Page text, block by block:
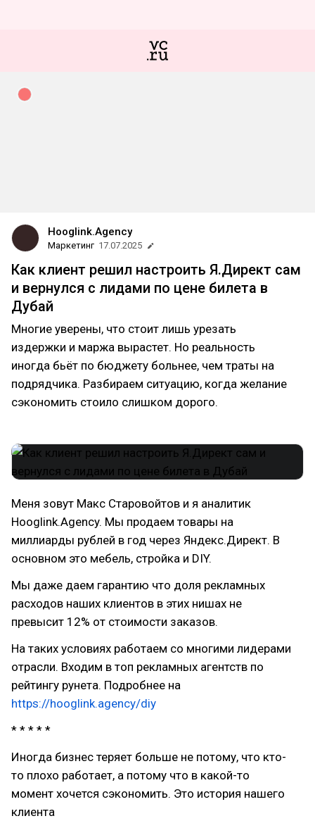
Hooglink.Agency
Маркетинг 17.07.2025
Как клиент решил настроить Я.Директ сам
и вернулся с лидами по цене билета в
Дубай
Многие уверены, что стоит лишь урезать
издержки и маржа вырастет. Но реальность
иногда бьёт по бюджету больнее, чем траты на
подрядчика. Разбираем ситуацию, когда желание
сэкономить стоило слишком дорого.
Меня зовут Макс Старовойтов и я аналитик
Hooglink.Agency. Мы продаем товары на
миллиарды рублей в год через Яндекс.Директ. В
основном это мебель, стройка и DIY.
Мы даже даем гарантию что доля рекламных
расходов наших клиентов в этих нишах не
превысит 12% от стоимости заказов.
На таких условиях работаем со многими лидерами
отрасли. Входим в топ рекламных агентств по
рейтингу рунета. Подробнее на
https://hooglink.agency/diy
* * * * *
Иногда бизнес теряет больше не потому, что кто-
то плохо работает, а потому что в какой-то
момент хочется сэкономить. Это история нашего
клиента